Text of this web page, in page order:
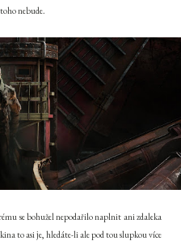
nebude.
se bohužel nepodařilo naplnit ani zdaleka
to asi je, hledáte-li ale pod tou slupkou více